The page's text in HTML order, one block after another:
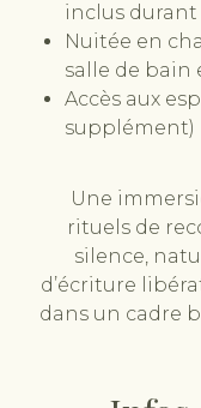
inclus
Nuitée en
salle de bain
Accès aux
supplément)
Une
rituels de
silence,
d’écriture
dans un cadre